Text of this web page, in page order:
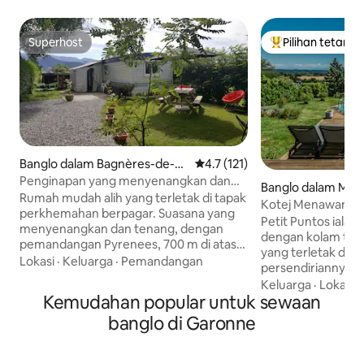
Superhost
Superhost
Banglo dalam Bagnères-de-Bi
gorre
Penarafan purata 4.7 daripada
4.7 (121)
Penginapan yang menyenangkan dan
santai di Pyrenees
Rumah mudah alih yang terletak di tapak
perkhemahan berpagar. Suasana yang
menyenangkan dan tenang, dengan
pemandangan Pyrenees, 700 m di atas
paras laut. Pengangkutan ulang-alik
dengan pusat relaksasi, spa dan
kesihatan 'Aquensis', 20 km dari Lourdes,
berhampiran dengan resort ski 'la
Lokasi · Keluarga · Pemandangan
Pilihan utama
Pilihan tetamu
Banglo dalam
t
Kotej Menawan
dan
Petit Puntos ialah
dengan kolam
yang terletak di
persendiriannya
kampung
Gers.
selatan dan
Keluarga · Lokasi
Kemudahan popular untuk sewaan
banglo di Garonne